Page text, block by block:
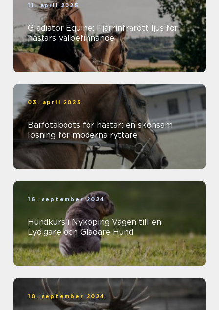
11. april 2025
Gladiator Equine: Fjärrinfrarött ljus för
hästars välbefinnande
03. april 2025
Barfotaboots för hästar: en skonsam
lösning för moderna ryttare
16. september 2024
Hundkurs i Nyköping Vägen till en
Lydigare och Gladare Hund
10. september 2024